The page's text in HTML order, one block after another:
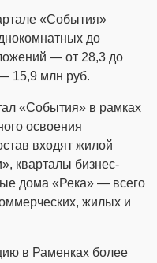
«События»
до
— от 28,3 до
15,9 млн руб.
«События» в рамках
освоения
входят жилой
кварталы бизнес-
дома «Река» — всего
жилых и
в Раменках более